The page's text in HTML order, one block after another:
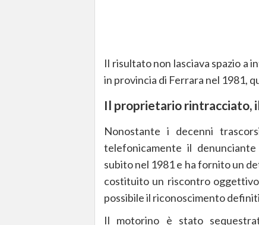
Il risultato non lasciava spazio a
in provincia di Ferrara nel 1981,
Il proprietario rintracciato,
Nonostante i decenni
telefonicamente il
subito nel 1981 e ha fornito un
costituito un riscontro
possibile il riconoscimento
Il motorino è stato